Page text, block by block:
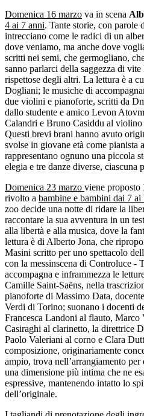
Domenica 16 marzo va in scena
4 ai 7 anni. Tante storie, con
intrecciano come le radici di un
dove veniamo, ma anche dove
scritti nei semi, che germogliano,
sanno parlarci della saggezza di
rispettose degli altri. La lettura è a
Dogliani; le musiche di
due violini e pianoforte, scritti da
dallo studente e amico Levon
Calandri e Bruno Casiddu al
Questi brevi brani hanno avuto
svolse in giovane età come pianista
rappresentano ognuno una piccola
elegia e tre danze diverse, ciascuna
Domenica 23 marzo viene proposto
rivolto a bambine e bambini dai 7 ai
zoo decide una notte di ridare la
raccontare la sua avventura in un
alla libertà e alla musica, dove la
lettura è di Alberto Jona, che
Masini scritto per uno spettacolo
con la messinscena di Controluce -
accompagna e inframmezza le
Camille Saint-Saëns, nella
pianoforte di Massimo Data,
Verdi di Torino; suonano i docenti
Francesca Landoni al flauto, Marco
Casiraghi al clarinetto, la direttrice
Paolo Valeriani al corno e Clara
composizione, originariamente
ampio, trova nell’arrangiamento
una dimensione più intima che ne
espressive, mantenendo intatto lo
dell’originale.